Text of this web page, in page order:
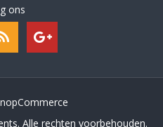
ons
nopCommerce
Alle rechten voorbehouden.